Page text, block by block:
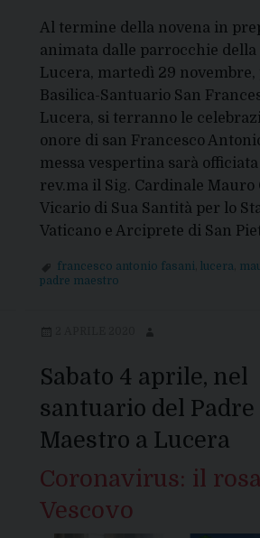
Al termine della novena in
animata dalle parrocchie
Lucera, martedì 29 novembre,
Basilica-Santuario San
Lucera, si terranno le
onore di san Francesco
messa vespertina sarà officiata
rev.ma il Sig. Cardinale Mauro
Vicario di Sua Santità per lo
Vaticano e Arciprete di San
francesco antonio fasani, lucera,
padre maestro
Sabato 4 aprile, nel
santuario del Padre
Maestro a Lucera
Coronavirus: il
Vescovo